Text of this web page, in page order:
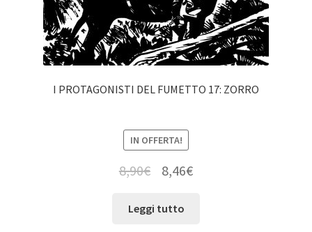
I PROTAGONISTI DEL FUMETTO 17: ZORRO
IN OFFERTA!
8,90€ 8,46€
Leggi tutto